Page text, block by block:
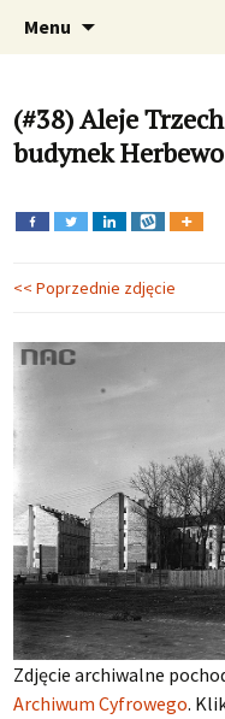
Dawno
archiwalne
Krakowa
Fotograficzna
Krakowa,
Menu
(#38) Aleje
budynek Herbewo
<< Poprzednie zdjęcie
Zdjęcie archiwalne
Archiwum Cyfrowego.